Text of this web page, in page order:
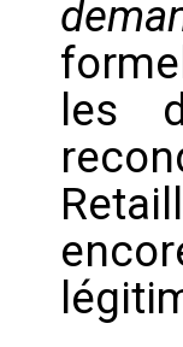
les